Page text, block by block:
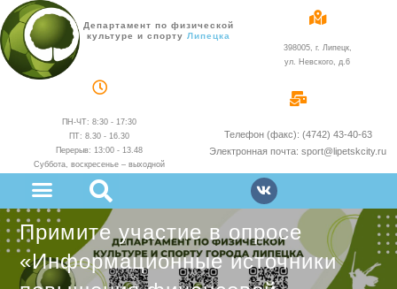
Департамент по физической
культуре и спорту
администрации
398005, г. Липецк,
ул. Невского, д.6
ПН-ЧТ: 8:30 - 17:30
ПТ: 8.30 - 16.30
Перерыв: 13:00 - 13.48
Суббота, воскресенье – выходной
Телефон (факс): (4742) 43-40-63
Электронная почта: sport@lipetskcity.ru
Примите участие в опросе
«Информационные источники